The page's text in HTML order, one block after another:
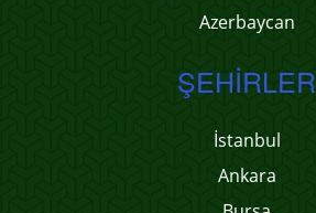
Azerbaycan
ŞEHIRLER
İstanbul
Ankara